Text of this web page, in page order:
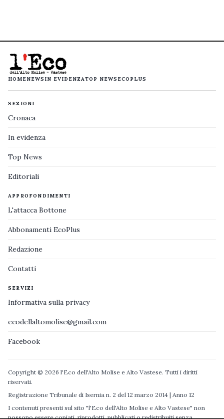
HOMENEWS IN EVIDENZATOP NEWS ECOPLUS
SEZIONI
Cronaca
In evidenza
Top News
Editoriali
APPROFONDIMENTI
L'attacca Bottone
Abbonamenti EcoPlus
Redazione
Contatti
SERVIZI
Informativa sulla privacy
ecodellaltomolise@gmail.com
Facebook
Copyright © 2026 l'Eco dell'Alto Molise e Alto Vastese. Tutti i diritti
riservati.
Registrazione Tribunale di Isernia n. 2 del 12 marzo 2014 | Anno 12
I contenuti presenti sul sito "l'Eco dell'Alto Molise e Alto Vastese" non
possono essere copiati, riprodotti, pubblicati o redistribuiti senza